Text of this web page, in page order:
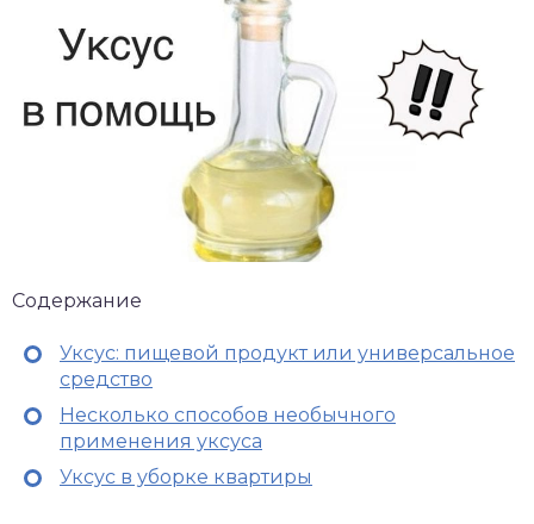
Содержание
Уксус: пищевой продукт или универсальное
средство
Несколько способов необычного
применения уксуса
Уксус в уборке квартиры